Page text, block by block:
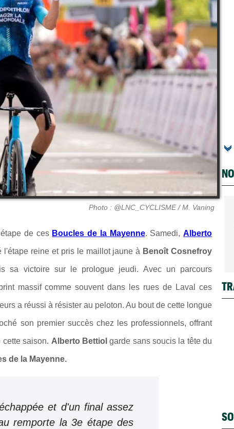
Photo : @LNC_CYCLISME / M. Vaning
de ces Boucles de la Mayenne. Samedi,Alberto
l'étape reine et pris le maillot jaune à Benoît Cosnefroy
sa victoire sur le prologue jeudi. Avec un parcours
massif comme souvent dans les rues de Laval ces
a réussi à résister au peloton. Au bout de cette longue
son premier succès chez les professionnels, offrant
cette saison. Alberto Bettiolgarde sans soucis la tête du
de la Mayenne.
et d'un final assez
remporte la 3e étape des